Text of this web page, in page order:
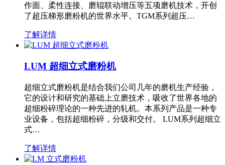
作面、柔性连接、磨辊联动增压等五项磨机技术，开创
了超压梯形磨粉机的世界水平。TGM系列超压…
了解详情
LUM 超细立式磨粉机
超细立式磨粉机是结合我们公司几年的磨机生产经验，
它的设计和研究的基础上立磨技术，吸收了世界各地的
超细粉碎理论的一种先进的轧机。本系列产品是一种专
业设备，包括超细粉碎，分级和交付。 LUM系列超细立
式…
了解详情